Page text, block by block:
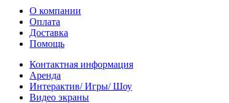
О компании
Оплата
Доставка
Помощь
Контактная информация
Аренда
Интерактив/ Игры/ Шоу
Видео экраны